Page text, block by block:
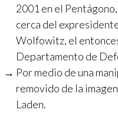
2001 en el
cerca del
Wolfowitz, el
Departamento de
Por medio de una
removido de la
Laden.